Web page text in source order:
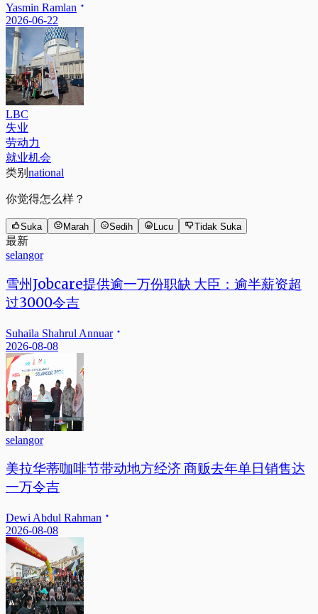
Yasmin Ramlan
2026-06-22
LBC
失业
劳动力
就业机会
类别 national
你觉得怎么样？
Suka Marah Sedih Lucu Tidak Suka
最新
selangor
雪州Jobcare提供逾一万份职缺 大臣：逾半薪资超
过3000令吉
Suhaila Shahrul Annuar
2026-08-08
selangor
美拉华蒂咖啡节带动地方经济 商贩去年单日销售达
一万令吉
Dewi Abdul Rahman
2026-08-08